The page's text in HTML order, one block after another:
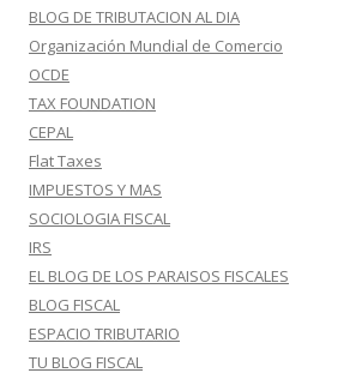
BLOG DE TRIBUTACION AL DIA
Organización Mundial de Comercio
OCDE
TAX FOUNDATION
CEPAL
Flat Taxes
IMPUESTOS Y MAS
SOCIOLOGIA FISCAL
IRS
EL BLOG DE LOS PARAISOS FISCALES
BLOG FISCAL
ESPACIO TRIBUTARIO
TU BLOG FISCAL